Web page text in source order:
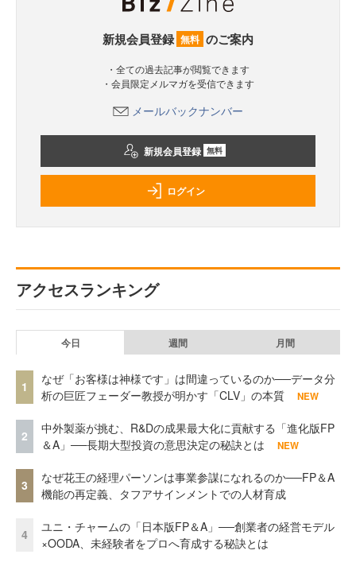
新規会員登録 無料 のご案内
・全ての過去記事が閲覧できます
・会員限定メルマガを受信できます
メールバックナンバー
新規会員登録 無料
ログイン
アクセスランキング
今日 週間 月間
1
なぜ「お客様は神様です」は間違っているのか──データ分
析の巨匠フェーダー教授が明かす「CLV」の本質
NEW
2
中外製薬が挑む、R&Dの成果最大化に貢献する「進化版FP
＆A」──長期大型投資の意思決定の秘訣とは
NEW
3
なぜ花王の経理パーソンは事業参謀になれるのか──FP＆A
機能の再定義、タフアサインメントでの人材育成
4
ユニ・チャームの「日本版FP＆A」──創業者の経営モデル
×OODA、未経験者をプロへ育成する秘訣とは